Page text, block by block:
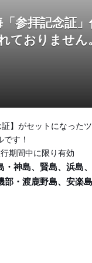
「参拝記念
ておりません
】がセットになった
す！
期間中に限り有効
・神島、賢島、浜島
・渡鹿野島、安楽島